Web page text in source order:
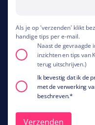
Als je op 'verzenden' klikt
handige tips per e-mail.
Naast de gevraagde
inzichten en tips van
terug uitschrijven.)
Ik bevestig dat ik de
met de verwerking
beschreven.*